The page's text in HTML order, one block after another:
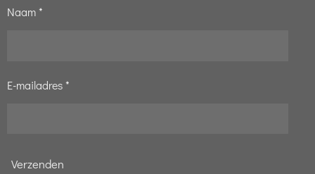
Naam *
E-mailadres *
Verzenden